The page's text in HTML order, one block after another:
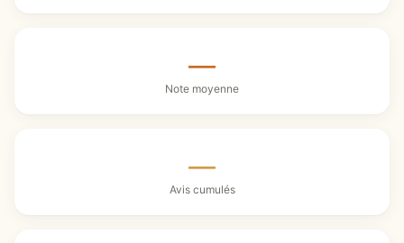
—
Note moyenne
—
Avis cumulés